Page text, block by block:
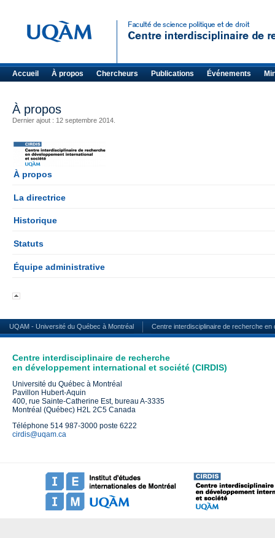
Accueil À propos Chercheurs Publications Événements
À propos
Dernier ajout : 12 septembre 2014.
À propos
La directrice
Historique
Statuts
Équipe administrative
UQAM - Université du Québec à Montréal Centre interdisciplinaire de recherche
Centre interdisciplinaire de recherche
en développement international et société (CIRDIS)
Université du Québec à Montréal
Pavillon Hubert-Aquin
400, rue Sainte-Catherine Est, bureau A-3335
Montréal (Québec) H2L 2C5 Canada
Téléphone 514 987-3000 poste 6222
cirdis@uqam.ca